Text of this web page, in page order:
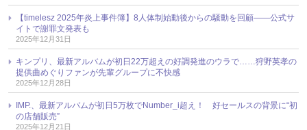
【timelesz 2025年炎上事件簿】8人体制始動後からの騒動を回顧――公式サ
イトで謝罪文発表も
2025年12月31日
キンプリ、最新アルバムが初日22万超えの好調発進のウラで……狩野英孝の
提供曲めぐりファンが先輩グループに不快感
2025年12月28日
IMP.、最新アルバムが初日5万枚でNumber_i超え！ 好セールスの背景に“初
の店舗販売”
2025年12月21日